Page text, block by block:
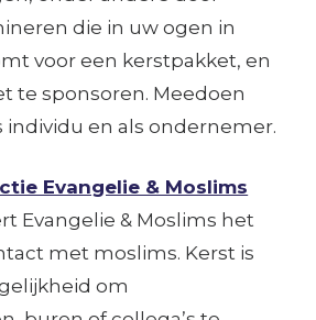
die in uw ogen in
voor een kerstpakket, en
te sponsoren. Meedoen
individu en als ondernemer.
Evangelie & Moslims
Evangelie & Moslims het
met moslims. Kerst is
om